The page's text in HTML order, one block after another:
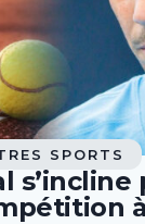
SPORTS
s’incline